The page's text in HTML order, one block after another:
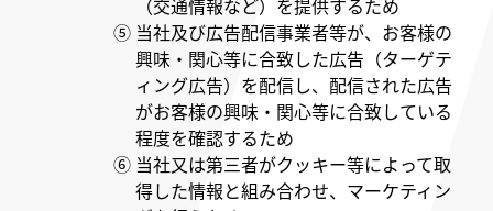
⑤ 当社及び広告配信事業者等が、お客様の
興味・関心等に合致した広告（ターゲテ
ィング広告）を配信し、配信された広告
がお客様の興味・関心等に合致している
程度を確認するため
⑥ 当社又は第三者がクッキー等によって取
得した情報と組み合わせ、マーケティン